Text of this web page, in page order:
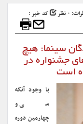
۰ نظر
کد خبر :
سینما: هیچ
جشنواره در
است
با وجود آنکه
سی و
چهارمین دوره